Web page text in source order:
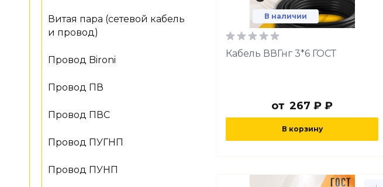
Витая пара (сетевой кабель
и провод)
Провод Bironi
Провод ПВ
Провод ПВС
Провод ПУГНП
Провод ПУНП
В наличии
Кабель ВВГнг 3*6 ГОСТ
от 267 ₽ ₽
В корзину